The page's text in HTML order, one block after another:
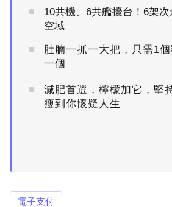
10共機、6共艦擾台！6架
空域
肚腩一抓一大把，只需1
一個
減肥首選，檸檬加它，堅
瘦到你懷疑人生
電子支付